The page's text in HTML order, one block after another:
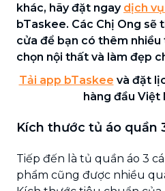
khác, hãy đặt ngay dịch
bTaskee. Các Chị Ong sẽ
cửa để bạn có thêm nhiều
chọn nội thất và làm đẹp
Tải app bTaskee và đặt
hàng đầu Việt
Kích thước tủ áo quần
Tiếp đến là tủ quần áo 3
phẩm cũng được nhiều